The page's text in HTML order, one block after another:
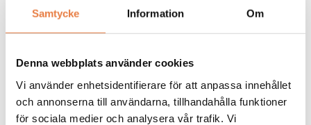
Samtycke Information Om
Denna webbplats använder cookies
Vi använder enhetsidentifierare för att anpassa innehållet
och annonserna till användarna, tillhandahålla funktioner
för sociala medier och analysera vår trafik. Vi
Från kunskapsbanken